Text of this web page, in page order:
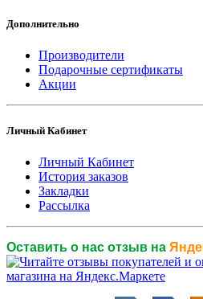
Дополнительно
Производители
Подарочные сертификаты
Акции
Личный Кабинет
Личный Кабинет
История заказов
Закладки
Рассылка
Оставить о нас отзыв на